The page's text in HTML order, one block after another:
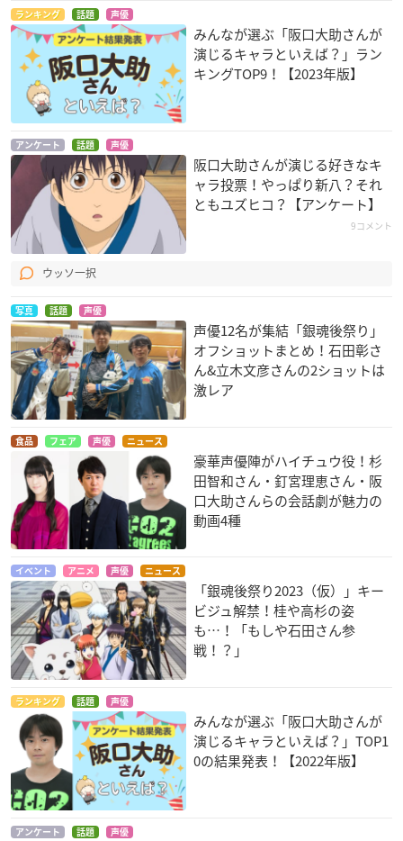
そ!
山崎薫
創聖のアクエリオン
ジュン
あたしンち
ユズヒコ
銀魂 THE FINAL
志村新八
弱虫ペダル SPARE B
IKE
糸川修作
映画 プリキュアオー
ルスターズ 春のカー
ニバル♪
ポップ
劇場版 銀魂完結篇 万
事屋よ永遠なれ
劇場版3D あたしン
ち 情熱のちょ～超
能力♪母大暴走！
ユズヒコ
劇場版 アクエリオン
ジュン 春原陽平
クレヨンしんちゃん
嵐を呼ぶジャングル
ヨシリン
伝心 まもって守護
七梨太助
ランキング 話題 声優
みんなが選ぶ「阪口大助さんが
演じるキャラといえば？」ラン
キングTOP9！【2023年版】
アンケート 話題 声優
阪口大助さんが演じる好きなキ
ャラ投票！やっぱり新八？それ
ともユズヒコ？【アンケート】
9コメント
ウッソ一択
写真 話題 声優
声優12名が集結「銀魂後祭り」
オフショットまとめ！石田彰さ
ん&立木文彦さんの2ショットは
激レア
食品 フェア 声優 ニュース
豪華声優陣がハイチュウ役！杉
田智和さん・釘宮理恵さん・阪
口大助さんらの会話劇が魅力の
動画4種
イベント アニメ 声優 ニュース
「銀魂後祭り2023（仮）」キー
ビジュ解禁！桂や高杉の姿
も…！「もしや石田さん参
戦！？」
ランキング 話題 声優
みんなが選ぶ「阪口大助さんが
演じるキャラといえば？」TOP1
0の結果発表！【2022年版】
アンケート 話題 声優